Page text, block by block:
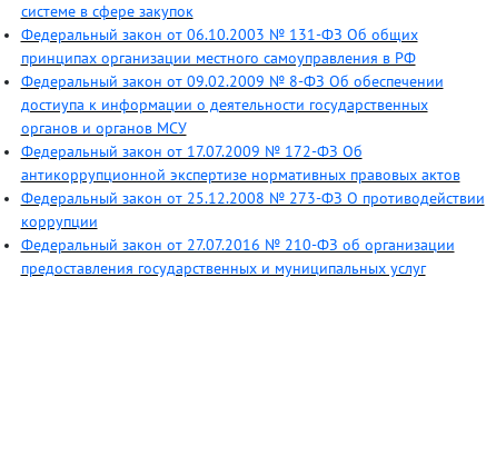
системе в сфере закупок
Федеральный закон от 06.10.2003 № 131-ФЗ Об общих
принципах организации местного самоуправления в РФ
Федеральный закон от 09.02.2009 № 8-ФЗ Об обеспечении
достиупа к информации о деятельности государственных
органов и органов МСУ
Федеральный закон от 17.07.2009 № 172-ФЗ Об
антикоррупционной экспертизе нормативных правовых актов
Федеральный закон от 25.12.2008 № 273-ФЗ О противодействии
коррупции
Федеральный закон от 27.07.2016 № 210-ФЗ об организации
предоставления государственных и муниципальных услуг